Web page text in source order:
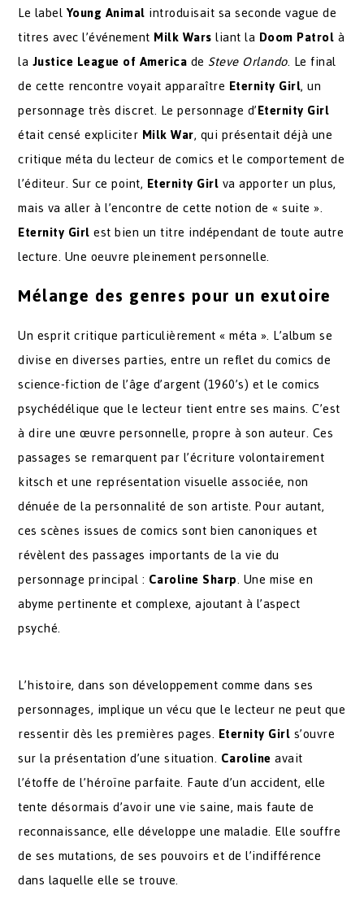
Le labelYoung Animal introduisait sa seconde vague de
titres avec l’événement Milk Warsliant la Doom Patrolà
laJustice League of Americade Steve Orlando. Le final
de cette rencontre voyait apparaître Eternity Girl, un
personnage très discret. Le personnage d’Eternity Girl
était censé expliciter Milk War, qui présentait déjà une
critique méta du lecteur de comics et le comportement de
l’éditeur. Sur ce point, Eternity Girlva apporter un plus,
mais va aller à l’encontre de cette notion de « suite ».
Eternity Girlest bien un titre indépendant de toute autre
lecture. Une oeuvre pleinement personnelle.
Mélange des genres pour un exutoire
Un esprit critique particulièrement « méta ». L’album se
divise en diverses parties, entre un reflet du comics de
science-fiction de l’âge d’argent (1960’s) et le comics
psychédélique que le lecteur tient entre ses mains. C’est
à dire une œuvre personnelle, propre à son auteur. Ces
passages se remarquent par l’écriture volontairement
kitsch et une représentation visuelle associée, non
dénuée de la personnalité de son artiste. Pour autant,
ces scènes issues de comics sont bien canoniques et
révèlent des passages importants de la vie du
personnage principal : Caroline Sharp. Une mise en
abyme pertinente et complexe, ajoutant à l’aspect
psyché.
L’histoire, dans son développement comme dans ses
personnages, implique un vécu que le lecteur ne peut que
ressentir dès les premières pages. Eternity Girls’ouvre
sur la présentation d’une situation. Carolineavait
l’étoffe de l’héroïne parfaite. Faute d’un accident, elle
tente désormais d’avoir une vie saine, mais faute de
reconnaissance, elle développe une maladie. Elle souffre
de ses mutations, de ses pouvoirs et de l’indifférence
dans laquelle elle se trouve.